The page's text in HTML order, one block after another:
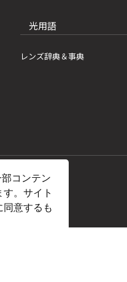
コンテン
。サイト
同意するも
光用語
レンズ辞典＆事典